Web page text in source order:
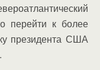
перейти к более
президента США